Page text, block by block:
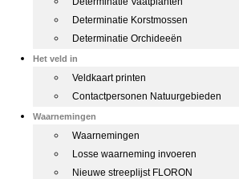
Determinatie Korstmossen
Determinatie Orchideeën
Het veld in
Veldkaart printen
Contactpersonen Natuurgebieden
Waarnemingen
Waarnemingen
Losse waarneming invoeren
Nieuwe streeplijst FLORON